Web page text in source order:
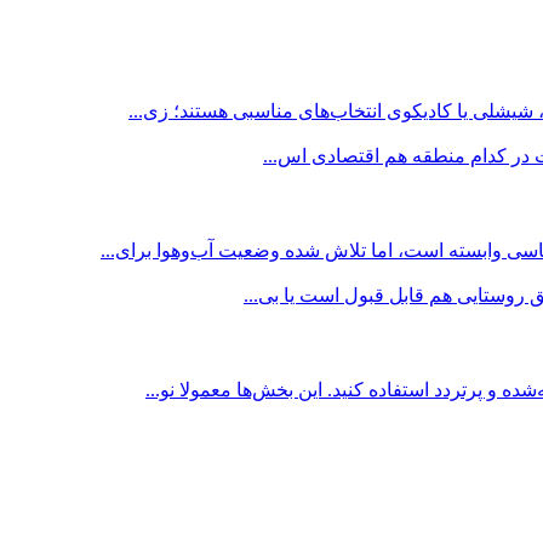
یا کادیکوی انتخاب‌های مناسبی هستند؛ زی...
در کدام منطقه هم اقتصادی اس...
وابسته است، اما تلاش شده وضعیت آب‌وهوا برای...
روستایی هم قابل قبول است یا بی...
و پرتردد استفاده کنید. این بخش‌ها معمولا نو...